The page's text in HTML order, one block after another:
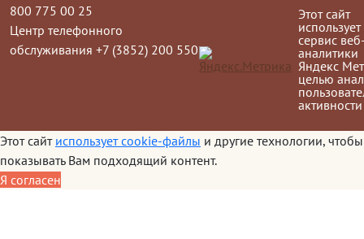
800 775 00 25
Центр телефонного
обслуживания +7 (3852) 200 550
Этот сайт
использует
сервис
аналитики
Яндекс
целью
активности
Этот сайт использует cookie-файлы и другие технологии, чтобы
показывать Вам подходящий контент.
Я согласен